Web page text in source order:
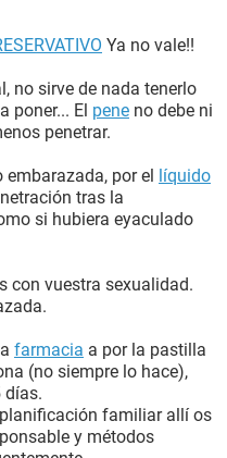
Ya no vale!!
no sirve de nada tenerlo
poner... El pene no debe ni
penetrar.
embarazada, por el líquido
tras la
si hubiera eyaculado
con vuestra sexualidad.
farmacia a por la pastilla
(no siempre lo hace),
días.
familiar allí os
y métodos